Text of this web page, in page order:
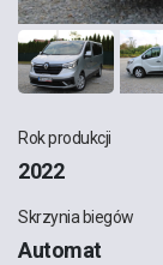
Rok produkcji
2022
Skrzynia biegów
Automat